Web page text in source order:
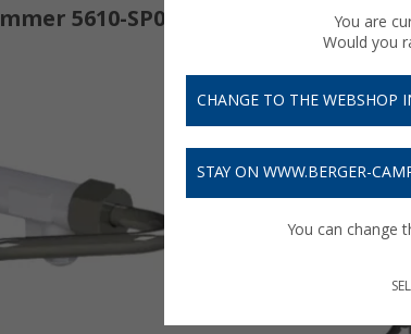
5610-SP010
You are
Would you
CHANGE TO THE WEBSHOP
STAY ON WWW.BERGER-
You can change